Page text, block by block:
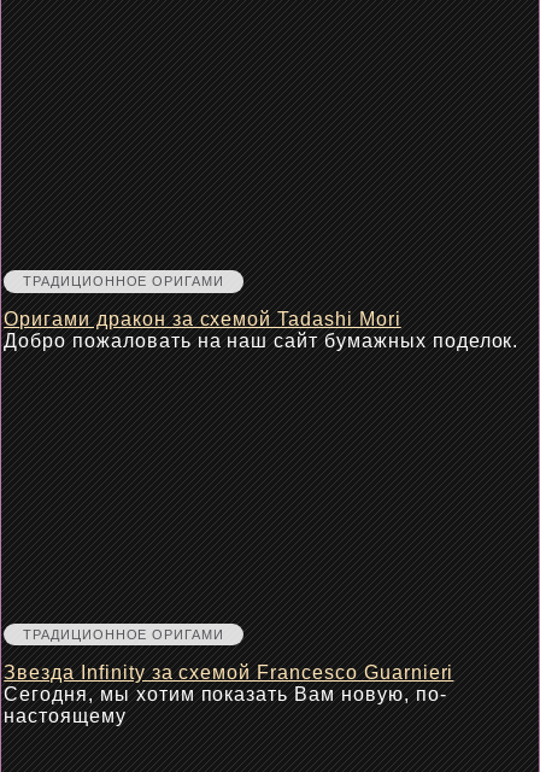
ТРАДИЦИОННОЕ ОРИГАМИ
Оригами дракон за схемой Tadashi Mori
Добро пожаловать на наш сайт бумажных поделок.
ТРАДИЦИОННОЕ ОРИГАМИ
Звезда Infinity за схемой Francesco Guarnieri
Сегодня, мы хотим показать Вам новую, по-
настоящему